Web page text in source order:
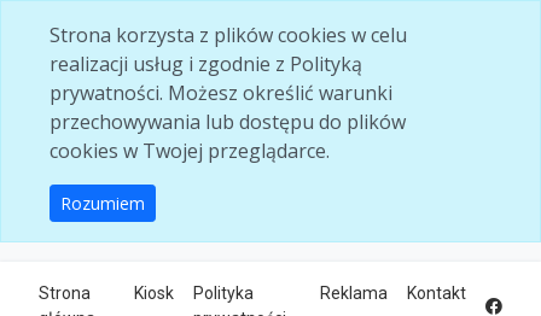
Strona korzysta z plików cookies w celu
realizacji usług i zgodnie z Polityką
prywatności. Możesz określić warunki
przechowywania lub dostępu do plików
cookies w Twojej przeglądarce.
Rozumiem
Strona
Kiosk
Polityka
Reklama Kontakt